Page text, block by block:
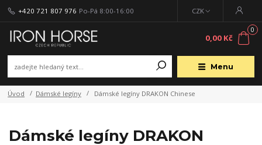
Menu
CZK
+420 721 807 976 Po-Pá 8:00-16:00
0
0,00 Kč
Úvod Dámské legíny Dámské legíny DRAKON Chinese
Dámské legíny DRAKON